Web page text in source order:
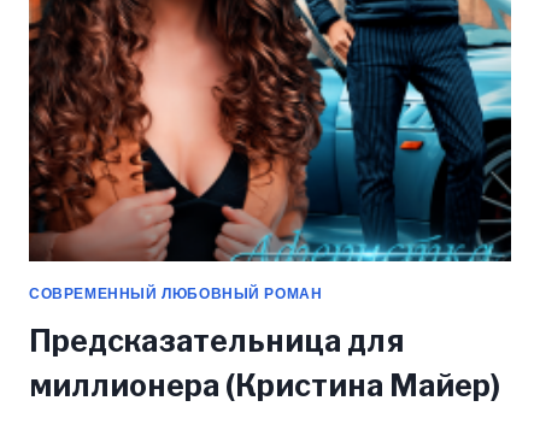
СОВРЕМЕННЫЙ ЛЮБОВНЫЙ РОМАН
Предсказательница для
миллионера (Кристина Майер)